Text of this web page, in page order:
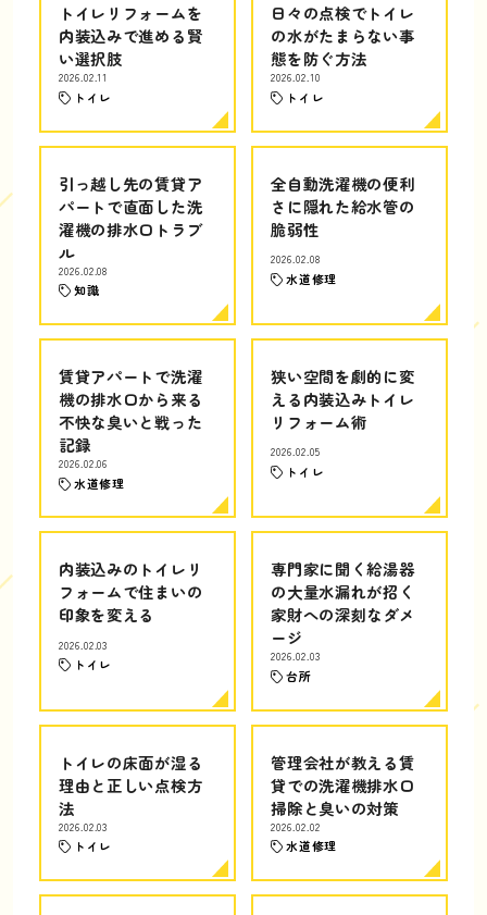
トイレリフォームを
内装込みで進める賢
い選択肢
2026.02.11
トイレ
日々の点検でトイレ
の水がたまらない事
態を防ぐ方法
2026.02.10
トイレ
引っ越し先の賃貸ア
パートで直面した洗
濯機の排水口トラブ
ル
2026.02.08
知識
全自動洗濯機の便利
さに隠れた給水管の
脆弱性
2026.02.08
水道修理
賃貸アパートで洗濯
機の排水口から来る
不快な臭いと戦った
記録
2026.02.06
水道修理
狭い空間を劇的に変
える内装込みトイレ
リフォーム術
2026.02.05
トイレ
内装込みのトイレリ
フォームで住まいの
印象を変える
2026.02.03
トイレ
専門家に聞く給湯器
の大量水漏れが招く
家財への深刻なダメ
ージ
2026.02.03
台所
トイレの床面が湿る
理由と正しい点検方
法
2026.02.03
トイレ
管理会社が教える賃
貸での洗濯機排水口
掃除と臭いの対策
2026.02.02
水道修理